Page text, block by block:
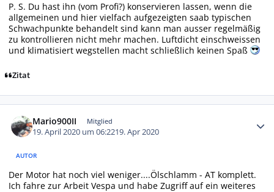
P. S. Du hast ihn (vom Profi?) konservieren lassen, wenn die
allgemeinen und hier vielfach aufgezeigten saab typischen
Schwachpunkte behandelt sind kann man ausser regelmäßig
zu kontrollieren nicht mehr machen. Luftdicht einschweissen
und klimatisiert wegstellen macht schließlich keinen Spaß
Zitat
Mario900II Mitglied
19. April 2020 um 06:2219. Apr 2020
AUTOR
Der Motor hat noch viel weniger....Ölschlamm - AT komplett.
Ich fahre zur Arbeit Vespa und habe Zugriff auf ein weiteres